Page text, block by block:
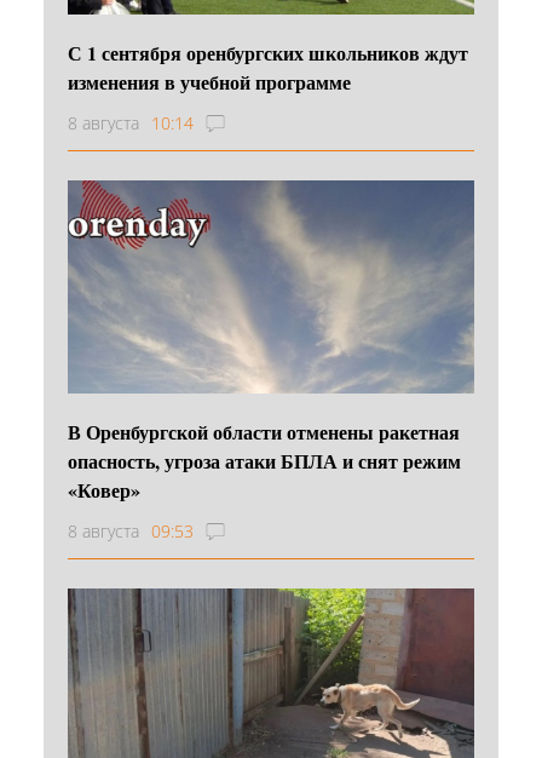
С 1 сентября оренбургских школьников ждут
изменения в учебной программе
8 августа 10:14
В Оренбургской области отменены ракетная
опасность, угроза атаки БПЛА и снят режим
«Ковер»
8 августа 09:53